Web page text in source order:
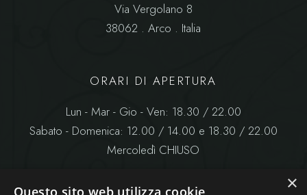
Via Vergolano 8
38062 . Arco . Italia
ORARI DI APERTURA
Lun - Mar - Gio - Ven: 18.30 / 22.00
Sabato - Domenica: 12.00 / 14.00 e 18.30 / 22.00
Mercoledì CHIUSO
×
Questo sito web utilizza cookie